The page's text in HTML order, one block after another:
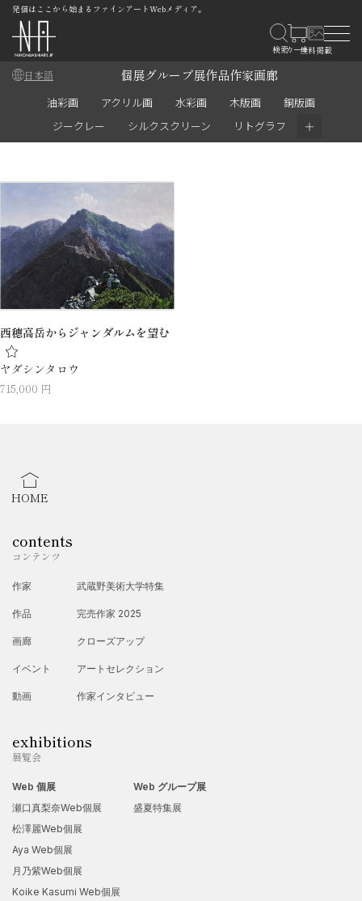
発信はここから始まるファインアートWebメディア。
日本語 個展グループ展作品作家画廊
油彩画 アクリル画 水彩画 木版画
銅版画
ジークレー
シルクスクリーン リトグラフ ＋
西穂高岳からジャンダルムを望む
ヤダシンタロウ
715,000 円
HOME
contents
コンテンツ
作家
作品
画廊
イベント
動画
武蔵野美術大学特集
完売作家 2025
クローズアップ
アートセレクション
作家インタビュー
exhibitions
展覧会
Web 個展
瀬口真梨奈Web個展
松澤麗Web個展
Aya Web個展
月乃紫Web個展
Koike Kasumi Web個展
Web グループ展
盛夏特集展